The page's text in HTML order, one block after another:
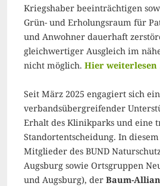
Kriegshaber beeinträchtigen
Grün- und Erholungsraum für
und Anwohner dauerhaft
gleichwertiger Ausgleich im
nicht möglich. Hier weiterlesen
Seit März 2025 engagiert sich ein
verbandsübergreifender
Erhalt des Klinikparks und eine
Standortentscheidung. In
Mitglieder des BUND
Augsburg sowie Ortsgruppen
und Augsburg), der Baum-